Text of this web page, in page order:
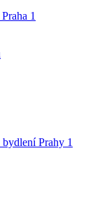
1
Prahy 1